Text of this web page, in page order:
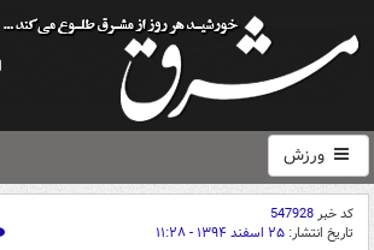
ورزش
کد خبر547928
تاریخ انتشار: ۲۵ اسفند ۱۳۹۴ - ۱۱:۲۸